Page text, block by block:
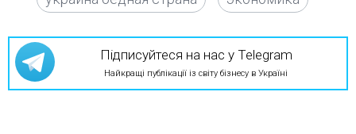
Підписуйтеся на нас у Telegram
Найкращі публікації із світу бізнесу в Україні